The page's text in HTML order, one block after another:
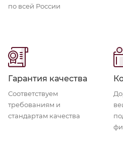
по всей России
Гарантия качества
Соответствуем
требованиям и
стандартам качества